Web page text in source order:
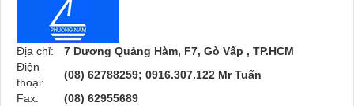
Địa chỉ:
7 Dương Quảng Hàm, F7, Gò Vấp , TP.HCM
Điện
thoại:
(08) 62788259; 0916.307.122 Mr Tuấn
Fax:
(08) 62955689